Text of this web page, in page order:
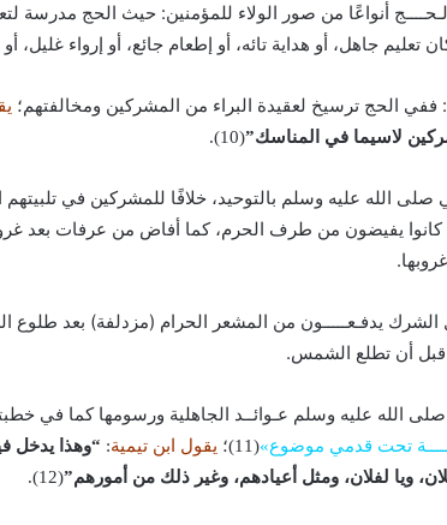
أنواعًا من صور الولاء للمؤمنين: حيث الحج مدرسة
تعليم جاهل، أو هداية تائه، أو إطعام جائع، أو إرواء
ففي الحج ترسيخ لعقيدة البراء من المشركين ومخالفتهم؛
لاسيما في المناسك”(10).
صلى الله عليه وسلم بالتوحيد، خلافًا للمشركين في
يفيضون من طرف الحرم، كما أفاض من عرفات بعد
الشرك يدفـعـــــون من المشعر الحرام (مزدلفة) بعد
أن تطلع الشمس.
صلى الله عليه وسلم عـوائــد الجاهلية ورسومها كما في
تحت قدمي موضوع»(11)؛ يقول ابن تيمية: “وهذا يدخل
ويا لفلان، ومثل أعيادهم، وغير ذلك من أمورهم”(12).